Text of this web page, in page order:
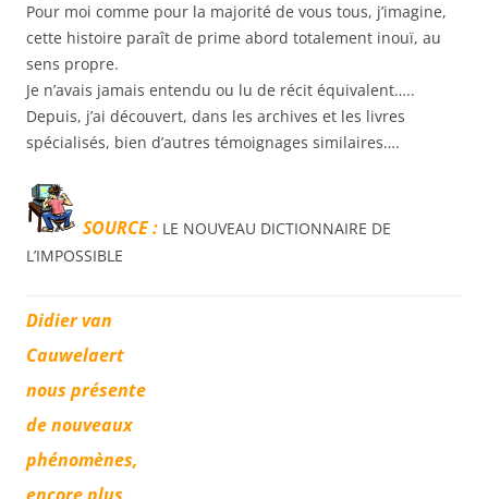
Pour moi comme pour la majorité de vous tous, j’imagine,
cette histoire paraît de prime abord totalement inouï, au
sens propre.
Je n’avais jamais entendu ou lu de récit équivalent…..
Depuis, j’ai découvert, dans les archives et les livres
spécialisés, bien d’autres témoignages similaires….
SOURCE : LE NOUVEAU DICTIONNAIRE DE
L’IMPOSSIBLE
Didier van
Cauwelaert
nous présente
de nouveaux
phénomènes,